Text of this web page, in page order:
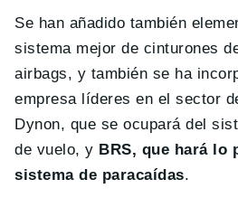
Se han añadido también
sistema mejor de cinturones
airbags, y también se ha
empresa líderes en el sector
Dynon, que se ocupará del
de vuelo, y BRS, que hará lo
sistema de paracaídas.